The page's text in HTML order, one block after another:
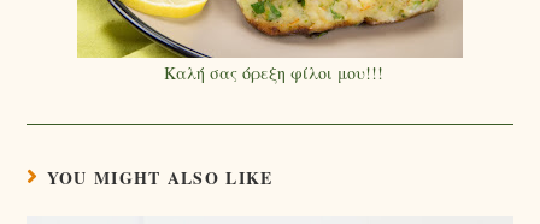
Καλή σας όρεξη φίλοι μου!!!
YOU MIGHT ALSO LIKE